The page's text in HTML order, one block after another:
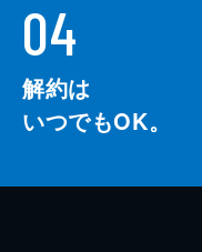
04
解約は
いつでもOK。